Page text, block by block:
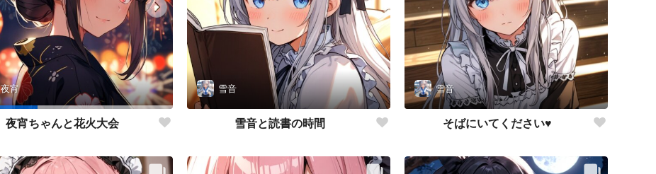
夜宵
夜宵ちゃんと花火大会
雪音
雪音と読書の時間
雪音
そばにいてください♥